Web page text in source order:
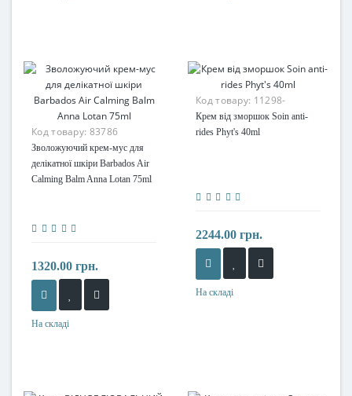
Код товару: 83786
Зволожуючий крем-мус для
делікатної шкіри Barbados Air
Calming Balm Anna Lotan 75ml
1320.00 грн.
На складі
Код товару: 11298-
Крем від зморшок Soin anti-
rides Phyt's 40ml
2244.00 грн.
На складі